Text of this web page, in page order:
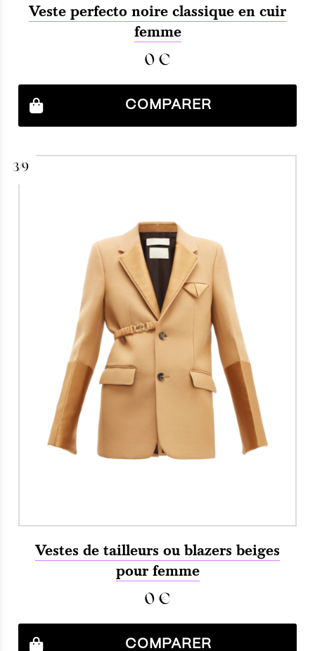
Veste perfecto noire classique en cuir
femme
0 €
COMPARER
3/9
Vestes de tailleurs ou blazers beiges
pour femme
0 €
COMPARER